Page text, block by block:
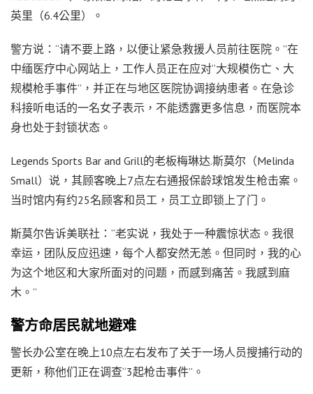
英里（6.4公里）。
警方说：“请不要上路，以便让紧急救援人员前往医院。”在
中缅医疗中心网站上，工作人员正在应对“大规模伤亡、大
规模枪手事件”，并正在与地区医院协调接纳患者。在急诊
科接听电话的一名女子表示，不能透露更多信息，而医院本
身也处于封锁状态。
Legends Sports Bar and Grill的老板梅琳达.斯莫尔（Melinda
Small）说，其顾客晚上7点左右通报保龄球馆发生枪击案。
当时馆内有约25名顾客和员工，员工立即锁上了门。
斯莫尔告诉美联社：“老实说，我处于一种震惊状态。我很
幸运，团队反应迅速，每个人都安然无恙。但同时，我的心
为这个地区和大家所面对的问题，而感到痛苦。我感到麻
木。”
警方命居民就地避难
警长办公室在晚上10点左右发布了关于一场人员搜捕行动的
更新，称他们正在调查“3起枪击事件”。